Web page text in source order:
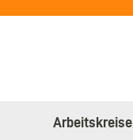
Arbeitskreise